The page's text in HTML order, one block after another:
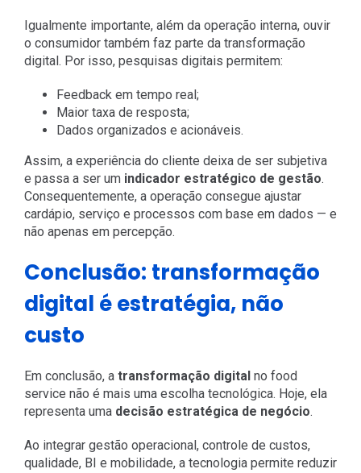
Igualmente importante, além da operação interna, ouvir
o consumidor também faz parte da transformação
digital. Por isso, pesquisas digitais permitem:
Feedback em tempo real;
Maior taxa de resposta;
Dados organizados e acionáveis.
Assim, a experiência do cliente deixa de ser subjetiva
e passa a ser um indicador estratégico de gestão.
Consequentemente, a operação consegue ajustar
cardápio, serviço e processos com base em dados — e
não apenas em percepção.
Conclusão: transformação
digital é estratégia, não
custo
Em conclusão, a transformação digitalno food
service não é mais uma escolha tecnológica. Hoje, ela
representa uma decisão estratégica de negócio.
Ao integrar gestão operacional, controle de custos,
qualidade, BI e mobilidade, a tecnologia permite reduzir